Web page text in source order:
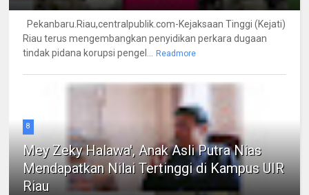
Pekanbaru.Riau,centralpublik.com-Kejaksaan Tinggi (Kejati)
Riau terus mengembangkan penyidikan perkara dugaan
tindak pidana korupsi pengel...
Readmore
8
Mey Zeky Halawa', Anak Asli Putra Nias
Mendapatkan Nilai Tertinggi di Kampus UIR
Riau